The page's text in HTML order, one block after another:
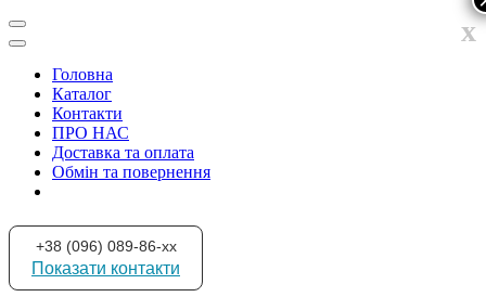
Головна
Каталог
Контакти
ПРО НАС
Доставка та оплата
Обмін та повернення
+38 (096) 089-86-xx
Показати контакти
x